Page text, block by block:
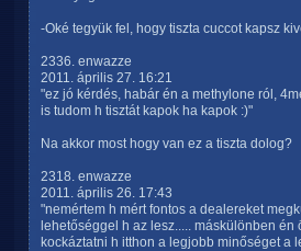
-Oké tegyük fel, hogy tiszta cuccot kapsz
2336. enwazze
2011. április 27. 16:21
"ez jó kérdés, habár én a methylone ról,
is tudom h tisztát kapok ha kapok :)"
Na akkor most hogy van ez a tiszta dolog?
2318. enwazze
2011. április 26. 17:43
"nemértem h mért fontos a dealereket
lehetőséggel h az lesz..... máskülönben
kockáztatni h itthon a legjobb minőséget a